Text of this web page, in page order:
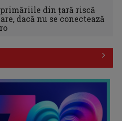
din țară riscă
dacă nu se conectează